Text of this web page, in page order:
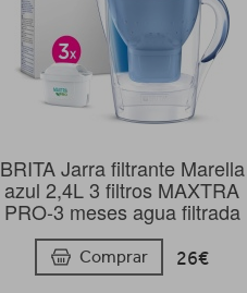
BRITA Jarra filtrante Marella
azul 2,4L 3 filtros MAXTRA
PRO-3 meses agua filtrada
Comprar 26€